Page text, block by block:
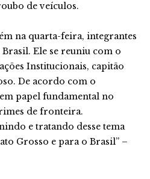
de veículos.
na quarta-feira, integrantes
Ele se reuniu com o
Institucionais, capitão
De acordo com o
papel fundamental no
de fronteira.
e tratando desse tema
Grosso e para o Brasil” –